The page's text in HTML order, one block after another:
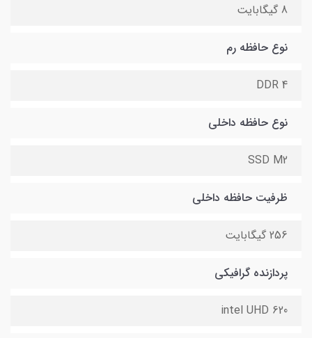
8 گیگابایت
نوع حافظه رم
DDR 4
نوع حافظه داخلی
SSD M2
ظرفیت حافظه داخلی
256 گیگابایت
پردازنده گرافیکی
intel UHD 620